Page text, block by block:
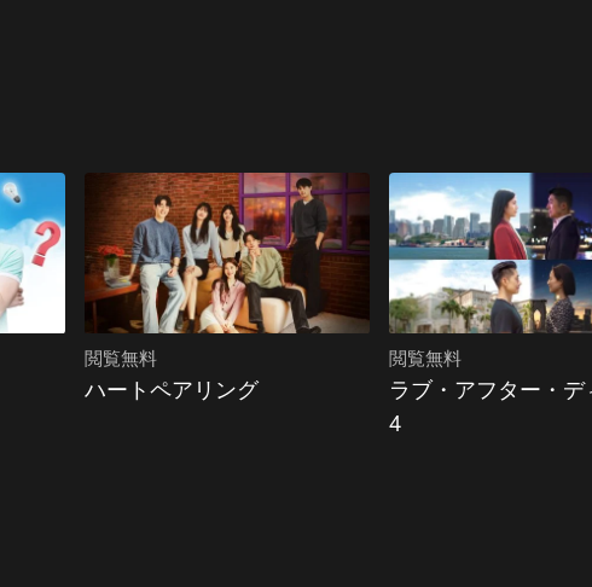
閲覧無料
ハートペアリング
閲覧無料
ラブ・アフター・デ
4